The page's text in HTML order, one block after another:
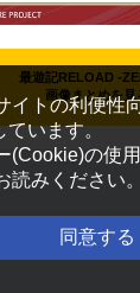
最遊記RELOAD -
画像まとめを見
イトの利便性
ています。
(Cookie)の使用
読みください。
同意する